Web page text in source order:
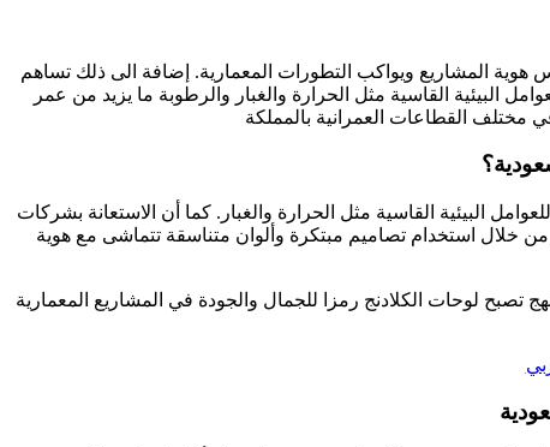
هوية المشاريع ويواكب التطورات المعمارية. إضافة الى ذلك تساهم
البيئية القاسية مثل الحرارة والغبار والرطوبة ما يزيد من عمر
مختلف القطاعات العمرانية بالمملكة
البيئية القاسية مثل الحرارة والغبار. كما أن الاستعانة بشركات
من خلال استخدام تصاميم مبتكرة وألوان متناسقة تتماشى مع هوية
تصبح لوحات الكلادنج رمزا للجمال والجودة في المشاريع المعمارية